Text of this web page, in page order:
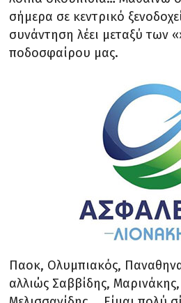
σήμερα σε κεντρικό
συνάντηση λέει μεταξύ των
ποδοσφαίρου μας.
Παοκ, Ολυμπιακός,
αλλιώς Σαββίδης,